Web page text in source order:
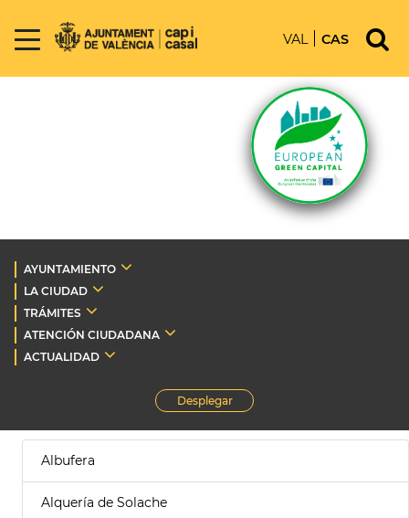
VAL CAS
AYUNTAMIENTO
LA CIUDAD
TRÁMITES
ATENCIÓN CIUDADANA
ACTUALIDAD
Desplegar
Albufera
Alquería de Solache